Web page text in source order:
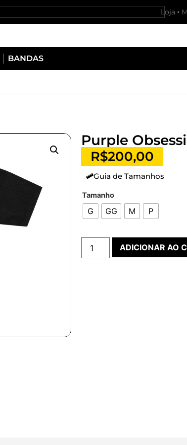
Loja
BANDAS
Purple
R$200,00
Guia de Tamanhos
Tamanho
G GG M P
ADICIONAR AO